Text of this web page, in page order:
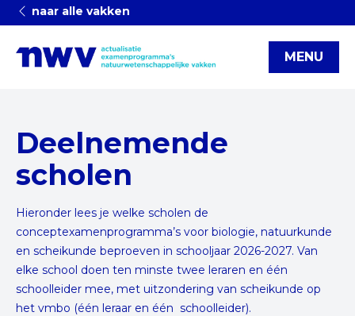
naar alle vakken
MENU
Deelnemende
scholen
Hieronder lees je welke scholen de
conceptexamenprogramma’s voor biologie, natuurkunde
en scheikunde beproeven in schooljaar 2026-2027. Van
elke school doen ten minste twee leraren en één
schoolleider mee, met uitzondering van scheikunde op
het vmbo (één leraar en één schoolleider).